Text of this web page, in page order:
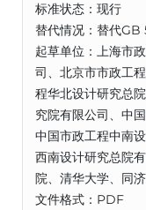
标准状态：现行
替代情况：替代GB
起草单位：上海市
司、北京市市政工
程华北设计研究总
究院有限公司、中
中国市政工程中南
西南设计研究总院
院、清华大学、同
文件格式：PDF